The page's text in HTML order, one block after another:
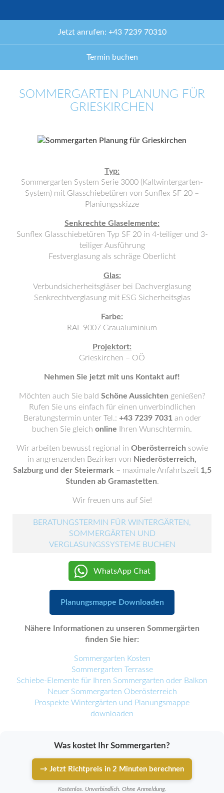
Jetzt anrufen: +43 7239 70310
Termin buchen
SOMMERGARTEN PLANUNG FÜR
GRIESKIRCHEN
Typ:
Sommergarten System Serie 3000 (Kaltwintergarten-
System) mit Glasschiebetüren von Sunflex SF 20 –
Planiungsskizze
Senkrechte Glaselemente:
Sunflex Glasschiebetüren Typ SF 20 in 4-teiliger und 3-
teiliger Ausführung
Festverglasung als schräge Oberlicht
Glas:
Verbundsicherheitsgläser bei Dachverglasung
Senkrechtverglasung mit ESG Sicherheitsglas
Farbe:
RAL 9007 Graualuminium
Projektort:
Grieskirchen – OÖ
Nehmen Sie jetzt mit uns Kontakt auf!
Möchten auch Sie bald Schöne Aussichten genießen?
Rufen Sie uns einfach für einen unverbindlichen
Beratungstermin unter Tel.: +43 7239 7031 an oder
buchen Sie gleich online Ihren Wunschtermin.
Wir arbeiten bewusst regional in Oberösterreich sowie
in angrenzenden Bezirken von Niederösterreich,
Salzburg und der Steiermark – maximale Anfahrtszeit 1,5
Stunden ab Gramastetten.
Wir freuen uns auf Sie!
BERATUNGSTERMIN FÜR WINTERGÄRTEN,
SOMMERGÄRTEN UND
VERGLASUNGSSYSTEME BUCHEN
WhatsApp Chat
Planungsmappe Downloaden
Nähere Informationen zu unseren Sommergärten
finden Sie hier:
Sommergarten Kosten
Sommergarten Terrasse
Schiebe-Elemente für Ihren Sommergarten oder Balkon
Neuer Sommergarten Oberösterreich
Prospekte Wintergärten und Planungsmappe
downloaden
Was kostet Ihr Sommergarten?
→ Jetzt Richtpreis in 2 Minuten berechnen
Kostenlos. Unverbindlich. Ohne Anmeldung.